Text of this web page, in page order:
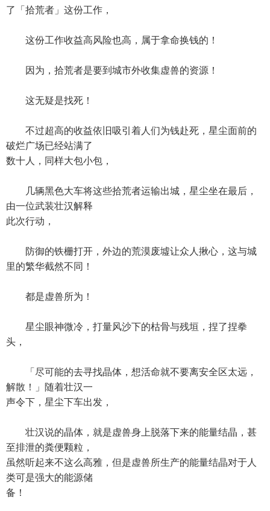
了「拾荒者」这份工作，
这份工作收益高风险也高，属于拿命换钱的！
因为，拾荒者是要到城市外收集虚兽的资源！
这无疑是找死！
不过超高的收益依旧吸引着人们为钱赴死，星尘面前的
破烂广场已经站满了
数十人，同样大包小包，
几辆黑色大车将这些拾荒者运输出城，星尘坐在最后，
由一位武装壮汉解释
此次行动，
防御的铁栅打开，外边的荒漠废墟让众人揪心，这与城
里的繁华截然不同！
都是虚兽所为！
星尘眼神微冷，打量风沙下的枯骨与残垣，捏了捏拳
头，
「尽可能的去寻找晶体，想活命就不要离安全区太远，
解散！」随着壮汉一
声令下，星尘下车出发，
壮汉说的晶体，就是虚兽身上脱落下来的能量结晶，甚
至排泄的粪便颗粒，
虽然听起来不这么高雅，但是虚兽所生产的能量结晶对于人
类可是强大的能源储
备！